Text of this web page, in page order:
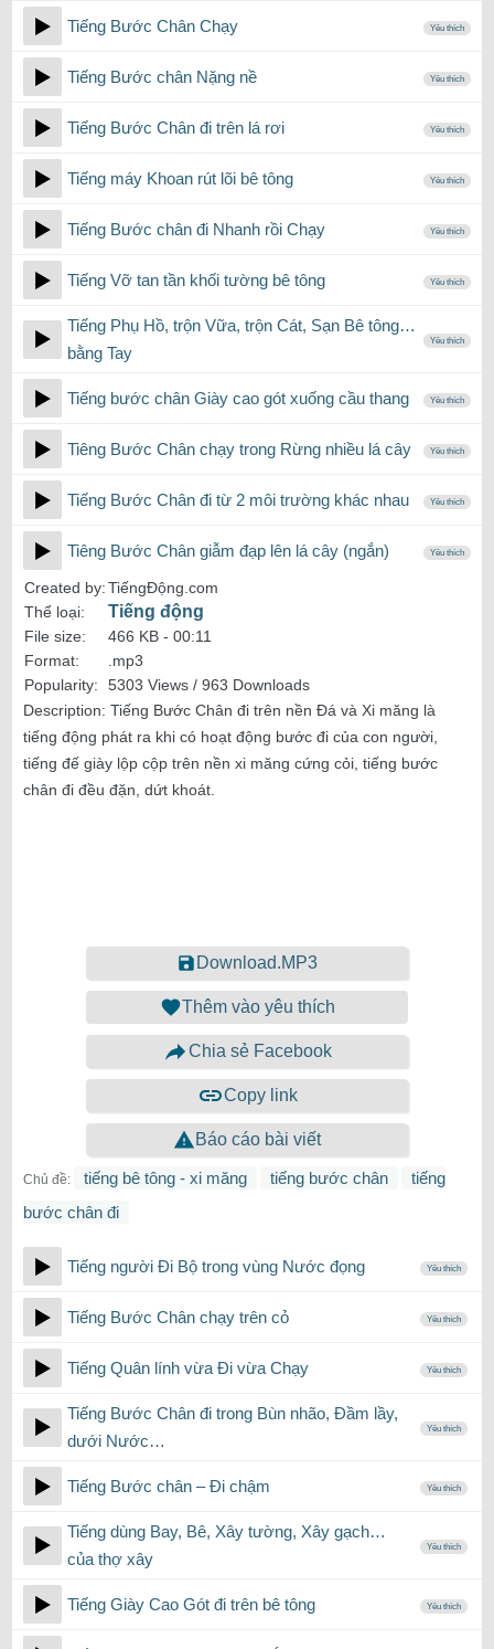
Tiếng Bước Chân Chạy Yêu thích
Tiếng Bước chân Nặng nề Yêu thích
Tiếng Bước Chân đi trên lá rơi Yêu thích
Tiếng máy Khoan rút lõi bê tông Yêu thích
Tiếng Bước chân đi Nhanh rồi Chạy Yêu thích
Tiếng Vỡ tan tần khối tường bê tông Yêu thích
Tiếng Phụ Hồ, trộn Vữa, trộn Cát, Sạn Bê tông…
bằng Tay
Yêu thích
Tiếng bước chân Giày cao gót xuống cầu thang Yêu thích
Tiêng Bước Chân chạy trong Rừng nhiều lá cây Yêu thích
Tiếng Bước Chân đi từ 2 môi trường khác nhau Yêu thích
Tiêng Bước Chân giẫm đạp lên lá cây (ngắn) Yêu thích
Created by:TiếngĐộng.com
Thể loại:
Tiếng động
File size: 466 KB - 00:11
Format:
.mp3
Popularity:
5303 Views / 963 Downloads
Description: Tiếng Bước Chân đi trên nền Đá và Xi măng là
tiếng động phát ra khi có hoạt động bước đi của con người,
tiếng đế giày lộp cộp trên nền xi măng cứng cỏi, tiếng bước
chân đi đều đặn, dứt khoát.
Download.MP3
Thêm vào yêu thích
Chia sẻ Facebook
Copy link
Báo cáo bài viết
Chủ đề: tiếng bê tông - xi măng tiếng bước chân
tiếng
bước chân đi
Tiếng người Đi Bộ trong vùng Nước đọng Yêu thích
Tiếng Bước Chân chạy trên cỏ Yêu thích
Tiếng Quân lính vừa Đi vừa Chạy Yêu thích
Tiếng Bước Chân đi trong Bùn nhão, Đầm lầy,
dưới Nước…
Yêu thích
Tiếng Bước chân – Đi chậm Yêu thích
Tiếng dùng Bay, Bê, Xây tường, Xây gạch…
của thợ xây
Yêu thích
Tiếng Giày Cao Gót đi trên bê tông Yêu thích